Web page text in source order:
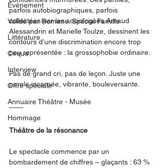
Événement
Validé par Romane. Spécial Famille
Littérature
Cirque
Interview
Offre spéciale
Annuaire Théâtre - Musée
Hommage
parfois autobiographiques, parfois
collectées par les sociologues Arnaud
Alessandrin et Marielle Toulze, dessinent les
contours d’une discrimination encore trop
peu représentée : la grossophobie ordinaire.
Pas de grand cri, pas de leçon. Juste une
parole incarnée, vibrante, bouleversante.
Théâtre de la résonance
Le spectacle commence par un
bombardement de chiffres – glaçants : 63 %